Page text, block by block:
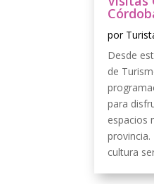
por
Desde
de
para
espacios
cultura